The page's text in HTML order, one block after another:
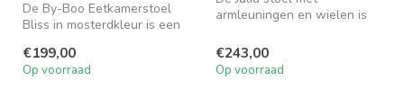
De By-Boo Eetkamerstoel
Bliss in mosterdkleur is een
€199,00
Op voorraad
armleuningen en wielen is
Comfortabel,...
€243,00
Op voorraad